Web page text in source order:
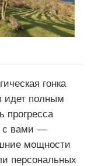
гонка
идет полным
прогресса
с вами —
мощности
персональных